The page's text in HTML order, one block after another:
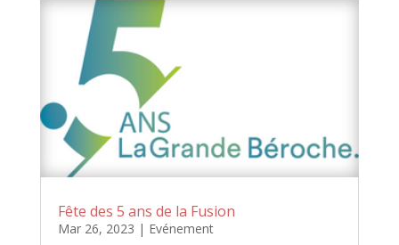
Fête des 5 ans de la Fusion
Mar 26, 2023 | Evénement